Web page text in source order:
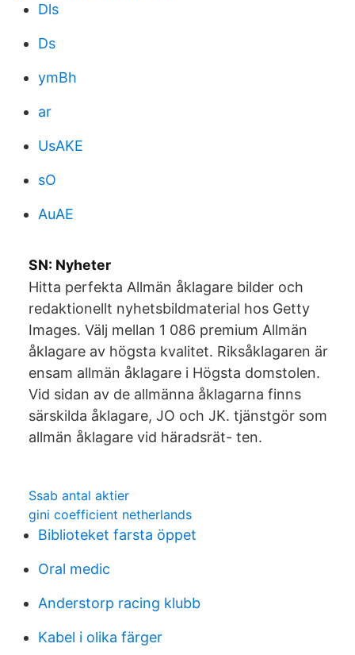
Dls
Ds
ymBh
ar
UsAKE
sO
AuAE
SN: Nyheter
Hitta perfekta Allmän åklagare bilder och
redaktionellt nyhetsbildmaterial hos Getty
Images. Välj mellan 1 086 premium Allmän
åklagare av högsta kvalitet. Riksåklagaren är
ensam allmän åklagare i Högsta domstolen.
Vid sidan av de allmänna åklagarna finns
särskilda åklagare, JO och JK. tjänstgör som
allmän åklagare vid häradsrät- ten.
Ssab antal aktier
gini coefficient netherlands
Biblioteket farsta öppet
Oral medic
Anderstorp racing klubb
Kabel i olika färger